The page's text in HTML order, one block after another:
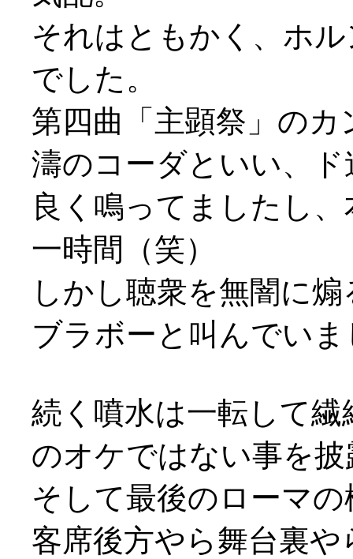
それはともかく、ホ
でした。
第四曲「主顕祭」の
濤のコーダといい、
良く鳴ってましたし
一時間（笑）
しかし聴衆を無闇に
ブラボーと叫んでい
続く噴水は一転して
のオケではない事を披
そして最後のローマの
客席後方やら舞台裏